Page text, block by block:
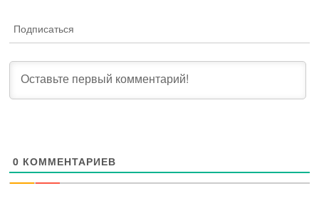
Подписаться
0 КОММЕНТАРИЕВ